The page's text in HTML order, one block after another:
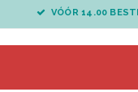
VÓÓR 14.00